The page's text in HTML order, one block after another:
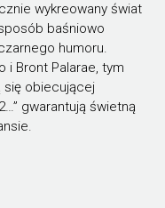
wykreowany świat
baśniowo
humoru.
i Bront Palarae, tym
się obiecującej
gwarantują świetną